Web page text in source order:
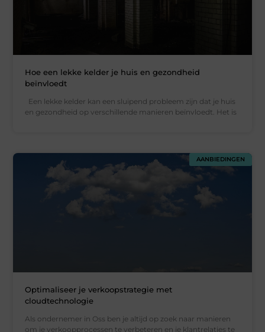
Hoe een lekke kelder je huis en gezondheid
beïnvloedt
Een lekke kelder kan een sluipend probleem zijn dat je huis
en gezondheid op verschillende manieren beïnvloedt. Het is
AANBIEDINGEN
Optimaliseer je verkoopstrategie met
cloudtechnologie
Als ondernemer in Oss ben je altijd op zoek naar manieren
om je verkoopprocessen te verbeteren en je klantrelaties te